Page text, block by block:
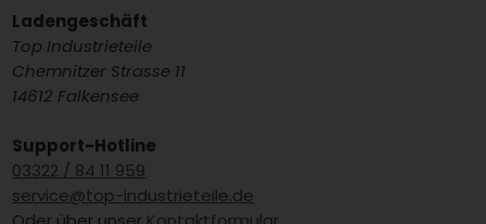
Ladengeschäft
Top Industrieteile
Chemnitzer Strasse 11
14612 Falkensee
Support-Hotline
03322 / 84 11 959
service@top-industrieteile.de